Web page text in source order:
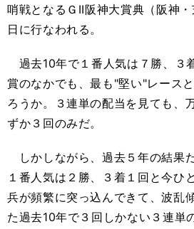
哨戦となるＧII阪神大賞典（阪神
日に行なわれる。
過去10年で１番人気は７勝、３
賞のなかでも、最も"堅い"レース
ろうか。３連単の配当を見ても、
ずか３回のみだ。
しかしながら、過去５年の結果
１番人気は２勝、３着１回と今ひ
兵が頻繁に突っ込んできて、波乱
た過去10年で３回しかない３連単